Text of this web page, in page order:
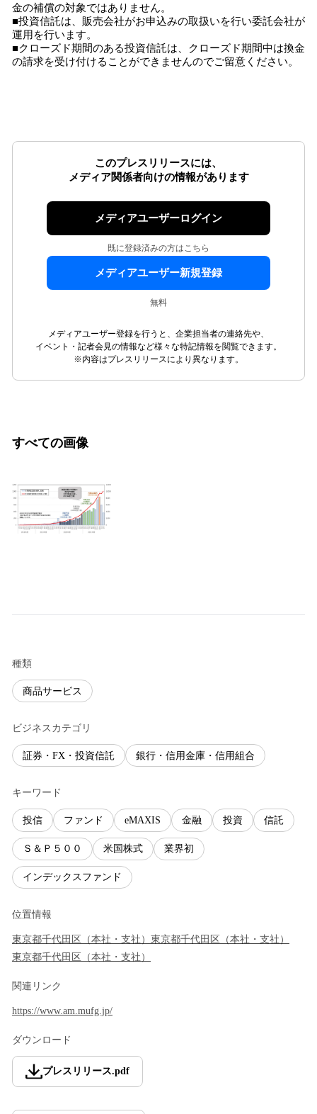
金の補償の対象ではありません。
■投資信託は、販売会社がお申込みの取扱いを行い委託会社が
運用を行います。
■クローズド期間のある投資信託は、クローズド期間中は換金
の請求を受け付けることができませんのでご留意ください。
このプレスリリースには、
メディア関係者向けの情報があります
メディアユーザーログイン
既に登録済みの方はこちら
メディアユーザー新規登録
無料
メディアユーザー登録を行うと、企業担当者の連絡先や、
イベント・記者会見の情報など様々な特記情報を閲覧できます。
※内容はプレスリリースにより異なります。
すべての画像
種類
商品サービス
ビジネスカテゴリ
証券・FX・投資信託 銀行・信用金庫・信用組合
キーワード
投信 ファンド eMAXIS 金融 投資 信託
Ｓ＆Ｐ５００ 米国株式 業界初
インデックスファンド
位置情報
東京都千代田区 （本社・支社 ） 東京都千代田区 （本社・支社 ）
東京都千代田区 （本社・支社 ）
関連リンク
https://www.am.mufg.jp/
ダウンロード
プレスリリース.pdf